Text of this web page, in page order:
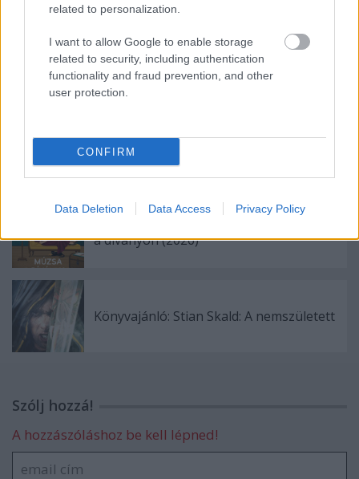
related to personalization.
I want to allow Google to enable storage
related to security, including authentication
functionality and fraud prevention, and other
user protection.
CONFIRM
Data Deletion Data Access Privacy Policy
Könyvajánló: Jules Verne: Grant kapitány
gyermekei
Könyvajánló: Dr. Sheila de Liz:
Hőhullámon (2026)
a díványon (2026)
Könyvajánló: Stian Skald: A nemszületett
Szólj hozzá!
A hozzászóláshoz be kell lépned!